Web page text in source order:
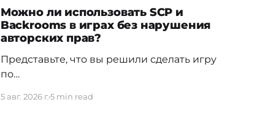
Можно ли использовать SCP и
Backrooms в играх без нарушения
авторских прав?
Представьте, что вы решили сделать игру
по
Можно ли выпустить ее в Steam,
5 авг. 2026 г.5 min read